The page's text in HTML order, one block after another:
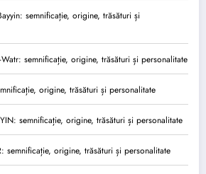
semnificație, origine, trăsături și
Watr: semnificație, origine, trăsături și personalitate
origine, trăsături și personalitate
semnificație, origine, trăsături și personalitate
semnificație, origine, trăsături și personalitate